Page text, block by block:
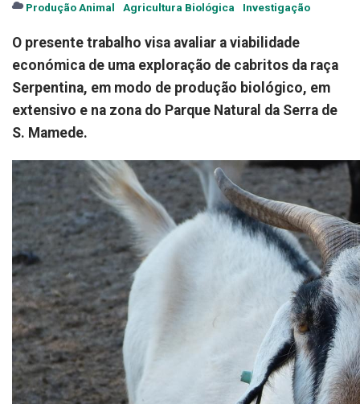
Produção Animal
Agricultura Biológica Investigação
O presente trabalho visa avaliar a viabilidade
económica de uma exploração de cabritos da raça
Serpentina, em modo de produção biológico, em
extensivo e na zona do Parque Natural da Serra de
S. Mamede.